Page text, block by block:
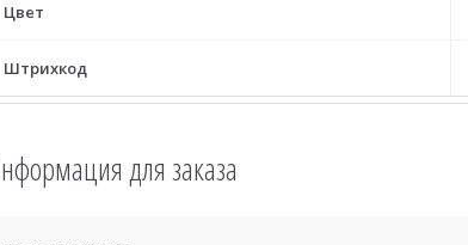
Цвет
Штрихкод
для заказа